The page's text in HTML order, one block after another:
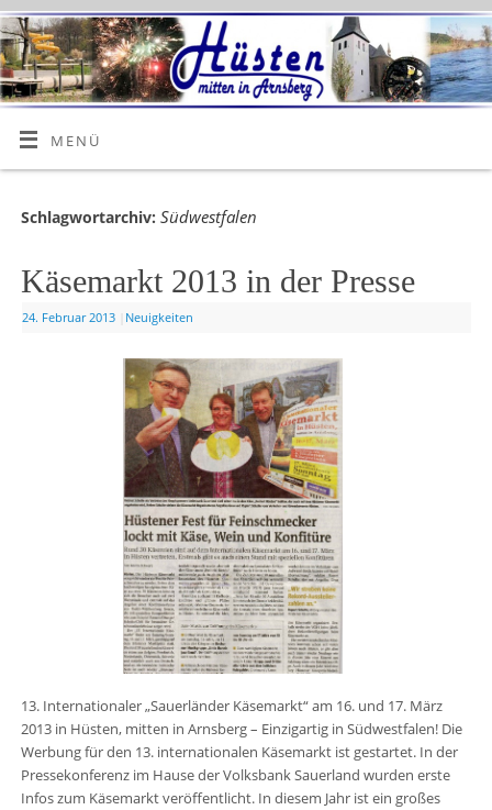
MENÜ
Schlagwortarchiv: Südwestfalen
Käsemarkt 2013 in der Presse
24. Februar 2013 Neuigkeiten
13. Internationaler „Sauerländer Käsemarkt“ am 16. und 17. März
2013 in Hüsten, mitten in Arnsberg – Einzigartig in Südwestfalen! Die
Werbung für den 13. internationalen Käsemarkt ist gestartet. In der
Pressekonferenz im Hause der Volksbank Sauerland wurden erste
Infos zum Käsemarkt veröffentlicht. In diesem Jahr ist ein großes